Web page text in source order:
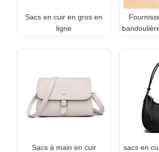
Sacs en cuir en gros en
ligne
Sacs à main en cuir
sacs en